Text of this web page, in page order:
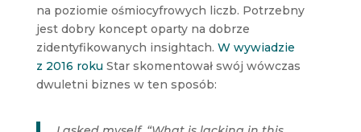
na poziomie ośmiocyfrowych liczb. Potrzebny
jest dobry koncept oparty na dobrze
zidentyfikowanych insightach. W wywiadzie
z 2016 roku Star skomentował swój wówczas
dwuletni biznes w ten sposób: